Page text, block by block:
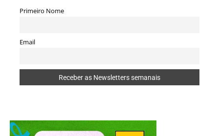
Primeiro Nome
Email